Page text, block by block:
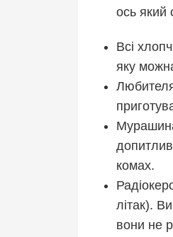
ось який
Всі
яку
комах.
літак).
вони не